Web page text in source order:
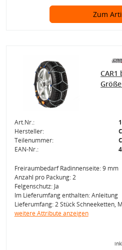
Zum
Art.Nr.:
Hersteller:
Teilenummer:
EAN-Nr.:
Freiraumbedarf Radinnenseite: 9 mm
Anzahl pro Packung: 2
Felgenschutz: Ja
Im Lieferumfang enthalten: Anleitung
Lieferumfang: 2 Stück Schneeketten,
weitere Attribute anzeigen